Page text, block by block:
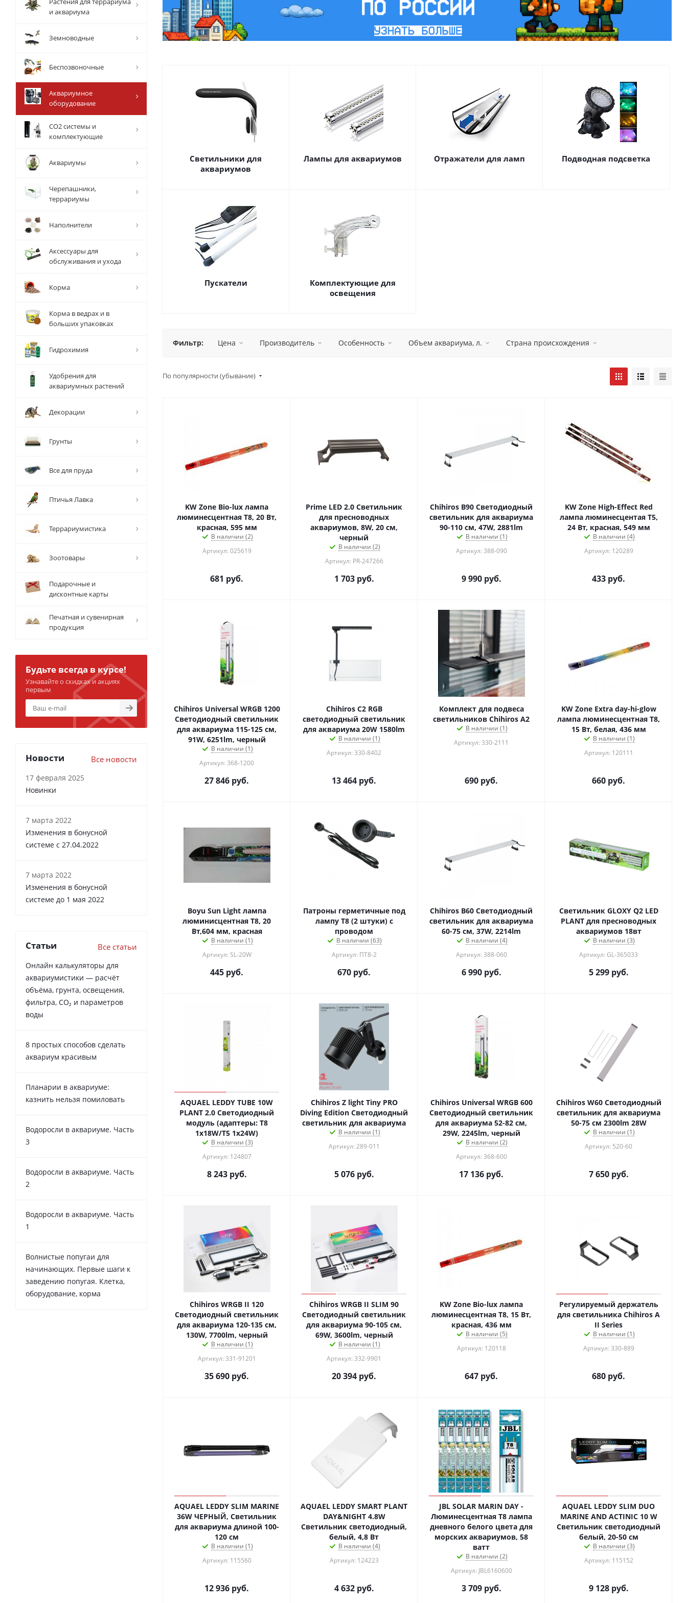
Светильники для
аквариумов
Лампы для аквариумов Отражатели для ламп Подводная подсветка
Пускатели
Комплектующие для
освещения
Фильтр: Цена Производитель Особенность Объем аквариума, л. Страна происхождения
По популярности (убывание)
KW Zone Bio-lux лампа
люминесцентная Т8, 20 Вт,
красная, 595 мм
В наличии (2)
Артикул: 025619
681 руб.
Prime LED 2.0 Светильник
для пресноводных
аквариумов, 8W, 20 см,
черный
В наличии (2)
Артикул: PR-247266
1 703руб.
Chihiros B90 Светодиодный
светильник для аквариума
90-110 см, 47W, 2881lm
В наличии (1)
Артикул: 388-090
9 990руб.
KW Zone High-Effect Red
лампа люминесцентая Т5,
24 Вт, красная, 549 мм
В наличии (4)
Артикул: 120289
433 руб.
Chihiros Universal WRGB 1200
Светодиодный светильник
для аквариума 115-125 см,
91W, 6251lm, черный
В наличии (1)
Артикул: 368-1200
27 846 руб.
Chihiros C2 RGB
светодиодный светильник
для аквариума 20W 1580lm
В наличии (1)
Артикул: 330-8402
13 464 руб.
Комплект для подвеса
светильников Chihiros A2
В наличии (1)
Артикул: 330-2111
690 руб.
KW Zone Extra day-hi-glow
лампа люминесцентная Т8,
15 Вт, белая, 436 мм
В наличии (1)
Артикул: 120111
660 руб.
Boyu Sun Light лампа
люминисцентная Т8, 20
Вт,604 мм, красная
В наличии (1)
Артикул: SL-20W
445 руб.
Патроны герметичные под
лампу Т8 (2 штуки) с
проводом
В наличии (63)
Артикул: ПТ8-2
670 руб.
Chihiros B60 Светодиодный
светильник для аквариума
60-75 см, 37W, 2214lm
В наличии (4)
Артикул: 388-060
6 990руб.
Светильник GLOXY Q2 LED
PLANT для пресноводных
аквариумов 18вт
В наличии (3)
Артикул: GL-365033
5 299руб.
AQUAEL LEDDY TUBE 10W
PLANT 2.0 Светодиодный
модуль (адаптеры: T8
1x18W/T5 1x24W)
В наличии (3)
Артикул: 124807
8 243руб.
Chihiros Z light Tiny PRO
Diving Edition Светодиодный
светильник для аквариума
В наличии (1)
Артикул: 289-011
5 076руб.
Chihiros Universal WRGB 600
Светодиодный светильник
для аквариума 52-82 см,
29W, 2245lm, черный
В наличии (2)
Артикул: 368-600
17 136 руб.
Chihiros W60 Светодиодный
светильник для аквариума
50-75 см 2300lm 28W
В наличии (1)
Артикул: 520-60
7 650руб.
Chihiros WRGB II 120
Светодиодный светильник
для аквариума 120-135 см,
130W, 7700lm, черный
В наличии (1)
Артикул: 331-91201
35 690 руб.
Chihiros WRGB II SLIM 90
Светодиодный светильник
для аквариума 90-105 см,
69W, 3600lm, черный
В наличии (1)
Артикул: 332-9901
20 394 руб.
KW Zone Bio-lux лампа
люминесцентная Т8, 15 Вт,
красная, 436 мм
В наличии (5)
Артикул: 120118
647 руб.
Регулируемый держатель
для светильника Chihiros А
II Series
В наличии (1)
Артикул: 330-889
680 руб.
AQUAEL LEDDY SLIM MARINE
36W ЧЕРНЫЙ, Светильник
для аквариума длиной 100-
120 см
В наличии (1)
Артикул: 115560
12 936 руб.
AQUAEL LEDDY SMART PLANT
DAY&NIGHT 4.8W
Светильник светодиодный,
белый, 4,8 Вт
В наличии (4)
Артикул: 124223
4 632руб.
JBL SOLAR MARIN DAY -
Люминесцентная Т8 лампа
дневного белого цвета для
морских аквариумов, 58
ватт
В наличии (2)
Артикул: JBL6160600
3 709руб.
AQUAEL LEDDY SLIM DUO
MARINE AND ACTINIC 10 W
Светильник светодиодный
белый, 20-50 см
В наличии (3)
Артикул: 115152
9 128руб.
и аквариума
Земноводные
Беспозвоночные
Аквариумное
оборудование
СО2 системы и
комплектующие
Аквариумы
Черепашники,
террариумы
Наполнители
Аксессуары для
обслуживания и ухода
Корма
Корма в ведрах и в
больших упаковках
Гидрохимия
Удобрения для
аквариумных растений
Декорации
Грунты
Все для пруда
Птичья Лавка
Террариумистика
Зоотовары
Подарочные и
дисконтные карты
Печатная и сувенирная
продукция
Будьте всегда в курсе!
Узнавайте о скидках и акциях
первым
Новости Все новости
17 февраля 2025
Новинки
7 марта 2022
Изменения в бонусной
системе с 27.04.2022
7 марта 2022
Изменения в бонусной
системе до 1 мая 2022
Статьи Все статьи
Онлайн калькуляторы для
аквариумистики — расчёт
объёма, грунта, освещения,
фильтра, CO₂ и параметров
воды
8 простых способов сделать
аквариум красивым
Планарии в аквариуме:
казнить нельзя помиловать
Водоросли в аквариуме. Часть
3
Водоросли в аквариуме. Часть
2
Водоросли в аквариуме. Часть
1
Волнистые попугаи для
начинающих. Первые шаги к
заведению попугая. Клетка,
оборудование, корма